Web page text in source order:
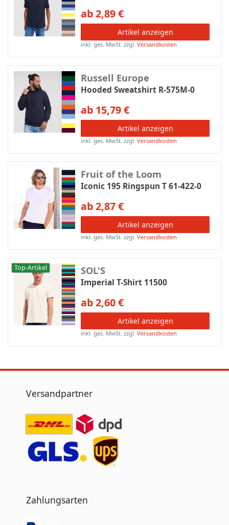
ab 2,89 €
Artikel anzeigen
inkl. ges. MwSt. zzgl.Versandkosten
Russell Europe
Hooded Sweatshirt R-575M-0
ab 15,79 €
Artikel anzeigen
inkl. ges. MwSt. zzgl.Versandkosten
Fruit of the Loom
Iconic 195 Ringspun T 61-422-0
ab 2,87 €
Artikel anzeigen
inkl. ges. MwSt. zzgl.Versandkosten
Top-Artikel SOL'S
Imperial T-Shirt 11500
ab 2,60 €
Artikel anzeigen
inkl. ges. MwSt. zzgl.Versandkosten
Versandpartner
Zahlungsarten